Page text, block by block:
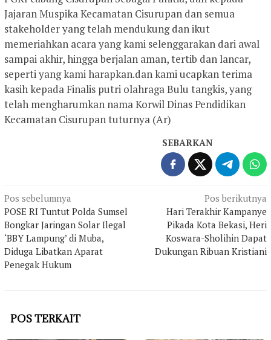
Jajaran Muspika Kecamatan Cisurupan dan semua
stakeholder yang telah mendukung dan ikut
memeriahkan acara yang kami selenggarakan dari awal
sampai akhir, hingga berjalan aman, tertib dan lancar,
seperti yang kami harapkan.dan kami ucapkan terima
kasih kepada Finalis putri olahraga Bulu tangkis, yang
telah mengharumkan nama Korwil Dinas Pendidikan
Kecamatan Cisurupan tuturnya (Ar)
SEBARKAN
Navigasi
pos
Pos sebelumnya
POSE RI Tuntut Polda Sumsel
Bongkar Jaringan Solar Ilegal
‘BBY Lampung’ di Muba,
Diduga Libatkan Aparat
Penegak Hukum
Pos berikutnya
Hari Terakhir Kampanye
Pikada Kota Bekasi, Heri
Koswara-Sholihin Dapat
Dukungan Ribuan Kristiani
POS TERKAIT